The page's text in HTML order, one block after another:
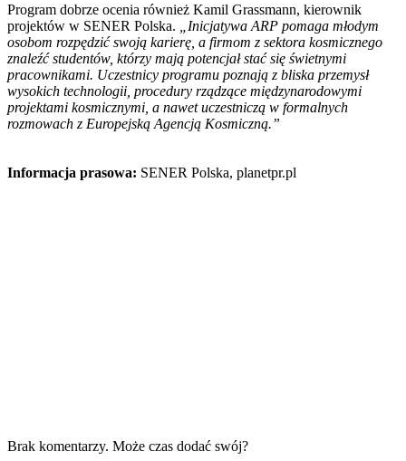
Program dobrze ocenia również Kamil Grassmann, kierownik
projektów w SENER Polska.
„Inicjatywa ARP pomaga młodym
osobom rozpędzić swoją karierę, a firmom z sektora kosmicznego
znaleźć studentów, którzy mają potencjał stać się świetnymi
pracownikami. Uczestnicy programu poznają z bliska przemysł
wysokich technologii, procedury rządzące międzynarodowymi
projektami kosmicznymi, a nawet uczestniczą w formalnych
rozmowach z Europejską Agencją Kosmiczną.”
Informacja prasowa: SENER Polska, planetpr.pl
Brak komentarzy. Może czas dodać swój?